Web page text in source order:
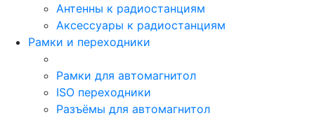
Антенны к радиостанциям
Аксессуары к радиостанциям
Рамки и переходники
Рамки для автомагнитол
ISO переходники
Разъёмы для автомагнитол